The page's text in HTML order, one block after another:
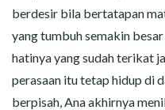
berdesir bila bertatapan
yang tumbuh semakin
hatinya yang sudah terikat
perasaan itu tetap hidup di
berpisah, Ana akhirnya
CERITA ISTRI SELINGKUH
CARA NGIKLAN DI